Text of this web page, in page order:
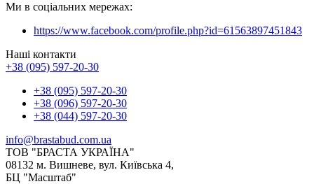
Ми в соціальних мережах:
https://www.facebook.com/profile.php?id=61563897451843
Наші контакти
+38 (095) 597-20-30
+38 (095) 597-20-30
+38 (096) 597-20-30
+38 (044) 597-20-30
info@brastabud.com.ua
ТОВ "БРАСТА УКРАЇНА"
08132 м. Вишневе, вул. Київська 4,
БЦ "Масштаб"